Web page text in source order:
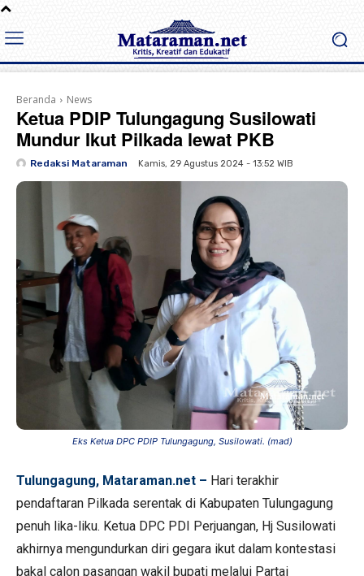
Beranda News
Ketua PDIP Tulungagung Susilowati
Mundur Ikut Pilkada lewat PKB
Redaksi Mataraman Kamis, 29 Agustus 2024 - 13:52 WIB
Eks Ketua DPC PDIP Tulungagung, Susilowati. (mad)
Tulungagung, Mataraman.net – Hari terakhir
pendaftaran Pilkada serentak di Kabupaten Tulungagung
penuh lika-liku. Ketua DPC PDI Perjuangan, Hj Susilowati
akhirnya mengundurkan diri gegara ikut dalam kontestasi
bakal calon pasangan wakil bupati melalui Partai